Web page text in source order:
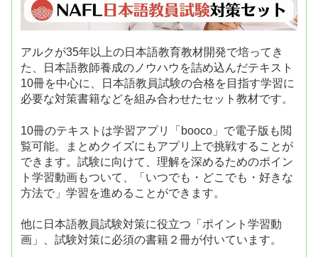
アルクが35年以上の日本語教育教材開発で培ってき
た、日本語教師養成のノウハウを詰め込んだテキスト
10冊を中心に、日本語教員試験の合格を目指す学習に
必要な対策書籍などを組み合わせたセット教材です。
10冊のテキストは学習アプリ「booco」で電子版も閲
覧可能。まとめクイズにもアプリ上で挑戦することが
できます。試験に向けて、理解を深めるためのポイン
ト学習動画もついて、「いつでも・どこでも・好きな
方法で」学習を進めることができます。
他に日本語教員試験対策に役立つ「ポイント学習動
画」、試験対策に必須の書籍２冊が付いています。